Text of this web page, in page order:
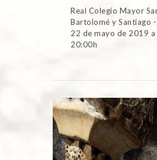
Real Colegio Mayor
Bartolomé y Santiago
22 de mayo de 2019 a
20:00h